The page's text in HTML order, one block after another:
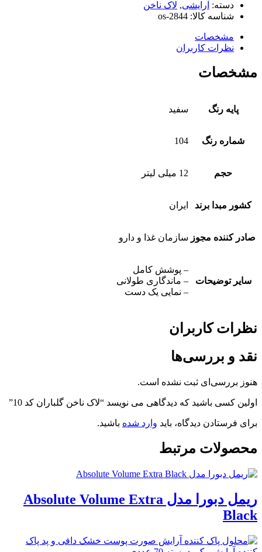
دسته: آرایشی, لاک ناخن
شناسه کالا: os-2844
مشخصات
نظرات کاربران
مشخصات
پایه رنگ سفید
شماره رنگ 104
حجم 12 میلی لیتر
کشور مبدا برند ایران
صادر کننده مجوز سازمان غذا و دارو
سایر توضیحات
– پوشش کامل
– ماندگاری طولانی
– نمایی یک دست
نظرات کاربران
نقد و بررسی‌ها
هنوز بررسی‌ای ثبت نشده است.
اولین کسی باشید که دیدگاهی می نویسد “لاک ناخن گلباران کد 10”
برای فرستادن دیدگاه، باید وارد شده باشید.
محصولات مرتبط
ریمل دبورا مدل Absolute Volume Extra
Black